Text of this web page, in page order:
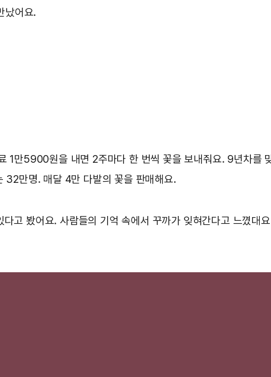
났어요.
만5900원을 내면 2주마다 한 번씩 꽃을 보내줘요. 9년차를
32만명. 매달 4만 다발의 꽃을 판매해요.
고 봤어요. 사람들의 기억 속에서 꾸까가 잊혀간다고 느꼈대